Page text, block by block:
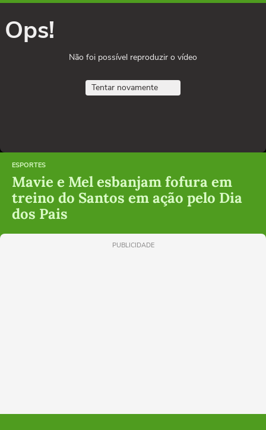
Ops!
Não foi possível reproduzir o vídeo
Tentar novamente
ESPORTES
Mavie e Mel esbanjam fofura em
treino do Santos em ação pelo Dia
dos Pais
PUBLICIDADE